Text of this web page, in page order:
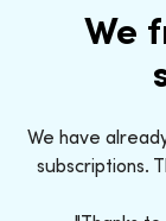
We
We have
subscriptions.